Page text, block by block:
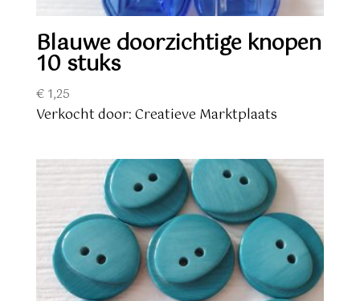
Blauwe doorzichtige knopen
10 stuks
€1,25
Verkocht door: Creatieve Marktplaats